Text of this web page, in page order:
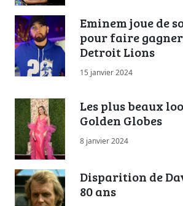
Eminem joue de
pour faire
Detroit Lions
15 janvier 2024
Les plus beaux
Golden Globes
8 janvier 2024
Disparition de
80 ans